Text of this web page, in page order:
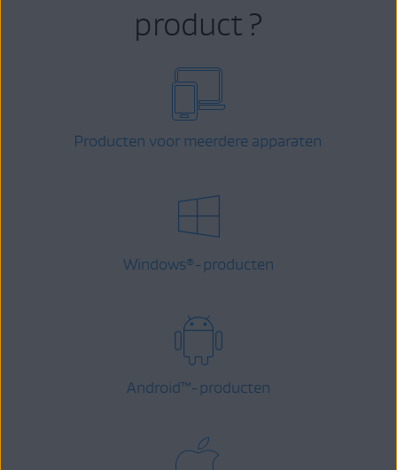
product ?
Producten voor meerdere apparaten
Windows® -producten
Android™-producten